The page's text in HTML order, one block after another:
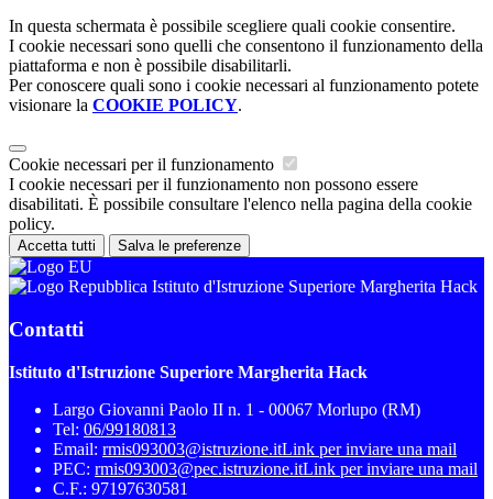
In questa schermata è possibile scegliere quali cookie consentire.
I cookie necessari sono quelli che consentono il funzionamento della
piattaforma e non è possibile disabilitarli.
Per conoscere quali sono i cookie necessari al funzionamento potete
visionare la COOKIE POLICY.
Cookie necessari per il funzionamento
I cookie necessari per il funzionamento non possono essere
disabilitati. È possibile consultare l'elenco nella pagina della cookie
policy.
Accetta tutti Salva le preferenze
Istituto d'Istruzione Superiore Margherita Hack
Contatti
Istituto d'Istruzione Superiore Margherita Hack
Largo Giovanni Paolo II n. 1 - 00067 Morlupo (RM)
Tel: 06/99180813
Email: rmis093003@istruzione.itLink per inviare una mail
PEC: rmis093003@pec.istruzione.itLink per inviare una mail
C.F.: 97197630581